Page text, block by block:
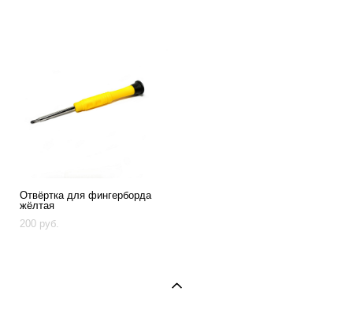
Отвёртка для фингерборда
жёлтая
200 pуб.